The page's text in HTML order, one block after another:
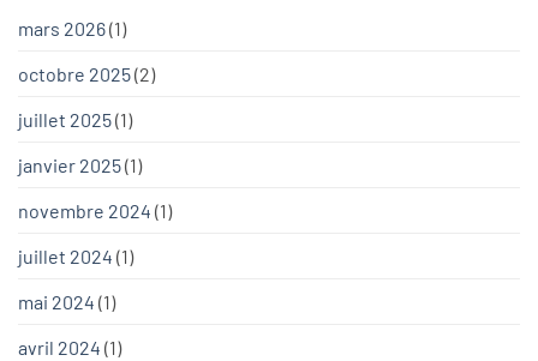
mars 2026(1)
octobre 2025(2)
juillet 2025(1)
janvier 2025(1)
novembre 2024 (1)
juillet 2024 (1)
mai 2024 (1)
avril 2024 (1)